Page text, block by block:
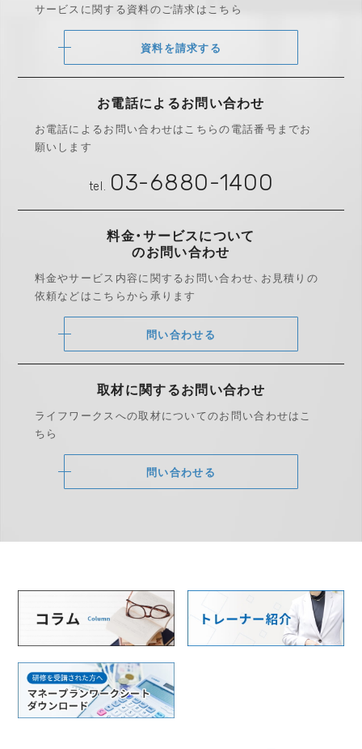
サービスに関する資料のご請求はこちら
資料を請求する
お電話によるお問い合わせ
お電話によるお問い合わせはこちらの電話番号までお
願いします
tel. 03-6880-1400
料金・サービスについて
のお問い合わせ
料金やサービス内容に関するお問い合わせ、 お見積りの
依頼などはこちらから承ります
問い合わせる
取材に関するお問い合わせ
ライフワークスへの取材についてのお問い合わせはこ
ちら
問い合わせる